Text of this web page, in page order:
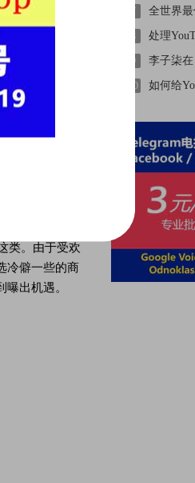
（自然我并
，账户
后期制作层
从简易的方
类。由于受欢
冷僻一些的商
出机遇。
7 全世界最低价位
8 处理YouTube
9 李子柒在
10 如何给